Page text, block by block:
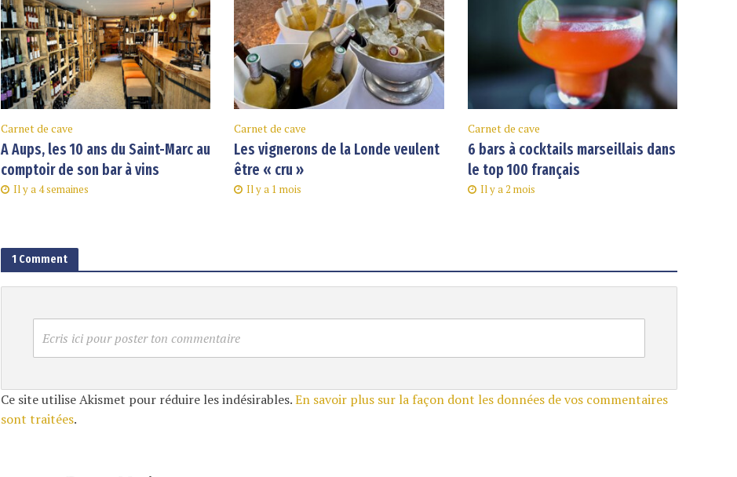
Carnet de cave
A Aups, les 10 ans du Saint-Marc au
comptoir de son bar à vins
Il y a 4 semaines
Carnet de cave
Les vignerons de la Londe veulent
être « cru »
Il y a 1 mois
Carnet de cave
6 bars à cocktails marseillais dans
le top 100 français
Il y a 2 mois
1 Comment
Ecris ici pour poster ton commentaire
Ce site utilise Akismet pour réduire les indésirables.En savoir plus sur la façon dont les données de vos commentaires
sont traitées.